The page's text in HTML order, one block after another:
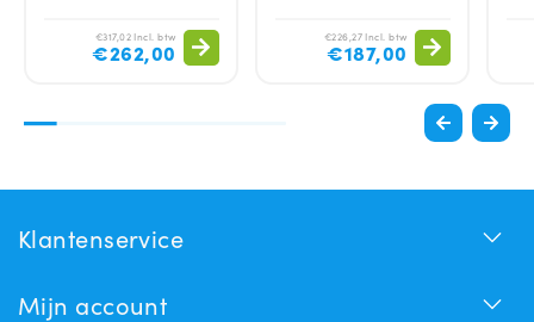
€317,02 Incl. btw
€262,00
€226,27 Incl. btw
€187,00
Klantenservice
Mijn account